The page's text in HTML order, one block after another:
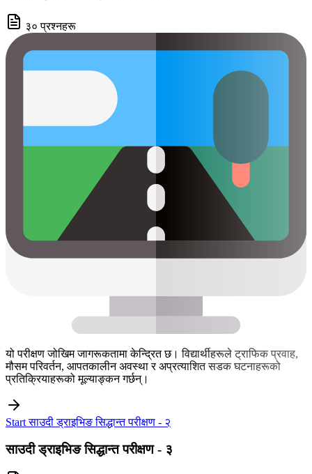
३० प्रश्नहरू
यो परीक्षण जोखिम जागरूकतामा केन्द्रित छ। विद्यार्थीहरूले ट्राफिक प्रवाह,
मौसम परिवर्तन, आपतकालीन अवस्था र अप्रत्याशित सडक घटनाहरूको
प्रतिक्रियाहरूको मूल्याङ्कन गर्छन्।
Start साउदी ड्राइभिङ सिद्धान्त परीक्षण - २
साउदी ड्राइभिङ सिद्धान्त परीक्षण - ३